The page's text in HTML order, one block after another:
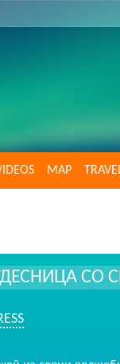
MAP
СО